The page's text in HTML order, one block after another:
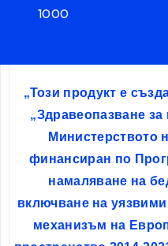
1000
„Този продукт е
„Здравеопазване
Министерството
финансиран по
намаляване на
включване на
механизъм на